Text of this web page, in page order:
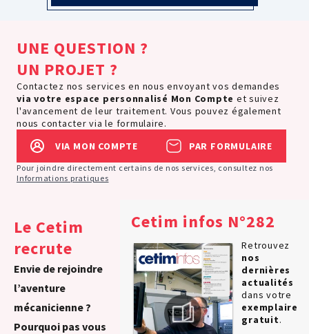
UNE QUESTION ?
UN PROJET ?
Contactez nos services en nous envoyant vos demandes
via votre espace personnalisé Mon Compte et suivez
l'avancement de leur traitement. Vous pouvez également
nous contacter via le formulaire.
VIA MON COMPTE
PAR FORMULAIRE
Pour joindre directement certains de nos services, consultez nos
Informations pratiques
Cetim infos N°282
Retrouvez
nos
dernières
actualités
dans votre
exemplaire
gratuit.
Le Cetim
recrute
Envie de rejoindre
l’aventure
mécanicienne ?
Pourquoi pas vous